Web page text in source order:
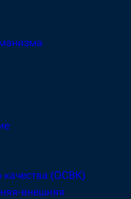
качества (ОСВК)
внешняя